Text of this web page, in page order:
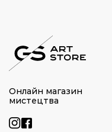
Онлайн магазин
мистецтва